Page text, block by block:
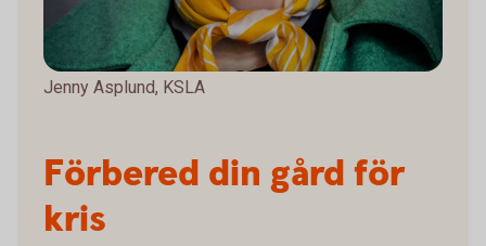
Förbered din gård för
kris
Jenny Asplund, KSLA